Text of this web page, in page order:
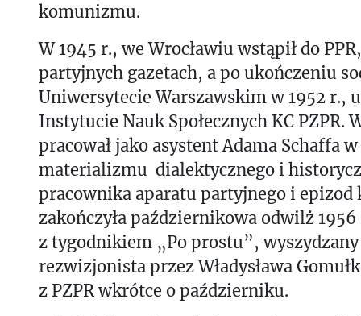
komunizmu.
W 1945 r., we Wrocławiu wstąpił do
partyjnych gazetach, a po ukończeniu
Uniwersytecie Warszawskim w 1952 r.,
Instytucie Nauk Społecznych KC PZPR.
pracował jako asystent Adama Schaffa
materializmu dialektycznego i
pracownika aparatu partyjnego i epizod
zakończyła październikowa odwilż 1956
z tygodnikiem „Po prostu”,
rezwizjonista przez Władysława
z PZPR wkrótce o październiku.